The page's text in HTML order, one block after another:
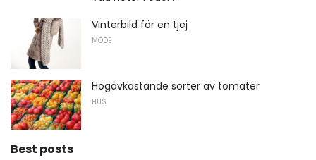
Vinterbild för en tjej
MODE
Högavkastande sorter av tomater
HUS
Best posts